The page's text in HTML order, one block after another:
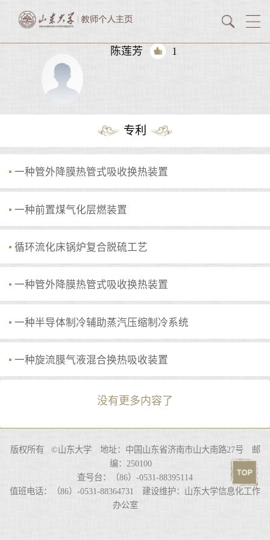
陈莲芳 1
专利
一种管外降膜热管式吸收换热装置
一种前置煤气化层燃装置
循环流化床锅炉复合脱硫工艺
一种管外降膜热管式吸收换热装置
一种半导体制冷辅助蒸汽压缩制冷系统
一种旋流膜气液混合换热吸收装置
没有更多内容了
版权所有 ©山东大学 地址：中国山东省济南市山大南路27号 邮
编：250100
查号台：（86）-0531-88395114
值班电话：（86）-0531-88364731 建设维护：山东大学信息化工作
办公室